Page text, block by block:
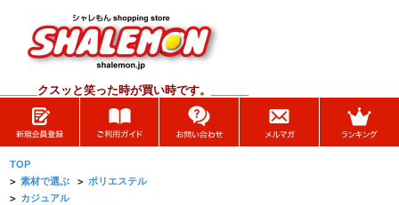
クスッと笑った時が買い時です。______
TOP
> 素材で選ぶ > ポリエステル
> カジュアル